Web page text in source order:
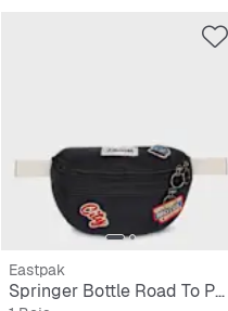
Eastpak
Springer Bottle Road To Patches